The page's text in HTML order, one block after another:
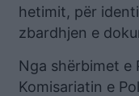
hetimit, për
zbardhjen e
Nga shërbimet e
Komisariatin e